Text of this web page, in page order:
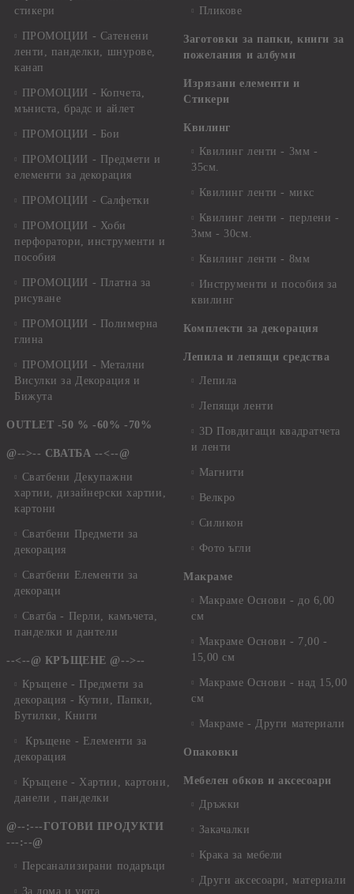
стикери
ПРОМОЦИИ - Сатенени
ленти, панделки, шнурове,
канап
ПРОМОЦИИ - Копчета,
мъниста, брадс и айлет
ПРОМОЦИИ - Бои
ПРОМОЦИИ - Предмети и
елементи за декорация
ПРОМОЦИИ - Салфетки
ПРОМОЦИИ - Хоби
перфоратори, инструменти и
пособия
ПРОМОЦИИ - Платна за
рисуване
ПРОМОЦИИ - Полимерна
глина
ПРОМОЦИИ - Метални
Висулки за Декорация и
Бижута
OUTLET -50 % -60% -70%
@-->-- СВАТБА --<--@
Сватбени Декупажни
хартии, дизайнерски хартии,
картони
Сватбени Предмети за
декорация
Сватбени Елементи за
декораци
Сватба - Перли, камъчета,
панделки и дантели
--<--@ КРЪЩЕНЕ @-->--
Кръщене - Предмети за
декорация - Кутии, Папки,
Бутилки, Книги
Кръщене - Елементи за
декорация
Кръщене - Хартии, картони,
данели , панделки
@--:---ГОТОВИ ПРОДУКТИ
---:--@
Персанализирани подаръци
За дома и уюта
Пликове
Заготовки за папки, книги за
пожелания и албуми
Изрязани елементи и
Стикери
Квилинг
Квилинг ленти - 3мм -
35см.
Квилинг ленти - микс
Квилинг ленти - перлени -
3мм - 30см.
Квилинг ленти - 8мм
Инструменти и пособия за
квилинг
Комплекти за декорация
Лепила и лепящи средства
Лепила
Лепящи ленти
3D Повдигащи квадратчета
и ленти
Магнити
Велкро
Силикон
Фото ъгли
Макраме
Макраме Основи - до 6,00
см
Макраме Основи - 7,00 -
15,00 см
Макраме Основи - над 15,00
см
Макраме - Други материали
Опаковки
Мебелен обков и аксесоари
Дръжки
Закачалки
Крака за мебели
Други аксесоари, материали